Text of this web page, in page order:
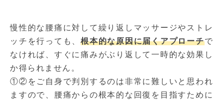
慢性的な腰痛に対して繰り返しマッサージやストレ
ッチを行っても、 根本的な原因に届くアプローチで
なければ、すぐに痛みがぶり返して一時的な効果し
か得られません。
①②をご自身で判別するのは非常に難しいと思われ
ますので、腰痛からの根本的な回復を目指すために